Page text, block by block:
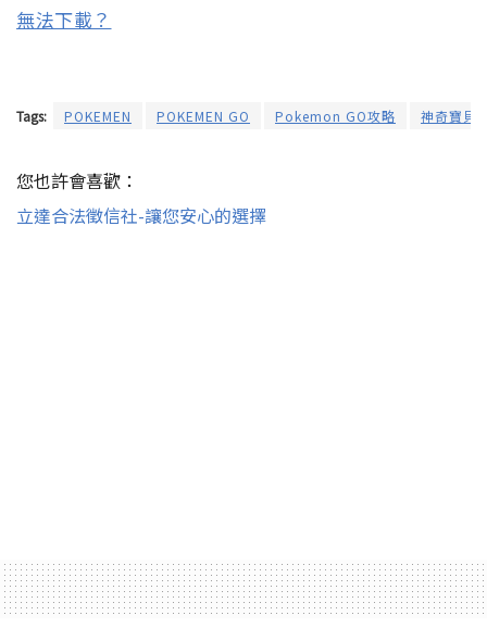
無法下載？
Tags: POKEMEN POKEMEN GO Pokemon GO攻略 神奇寶貝
您也許會喜歡：
立達合法徵信社-讓您安心的選擇